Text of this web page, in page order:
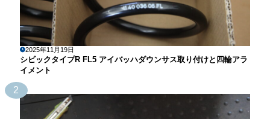
2025年11月19日
シビックタイプR FL5 アイバッハダウンサス取り付けと四輪アラ
イメント
2